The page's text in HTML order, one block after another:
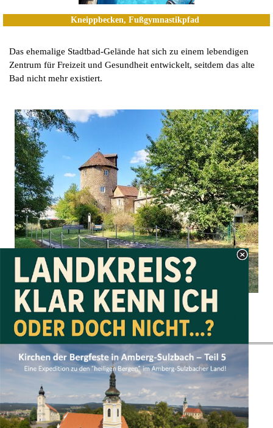
Kneippbecken, Fußgymnastikpfad
Das ehemalige Stadtbad-Gelände hat sich zu einem lebendigen
Zentrum für Freizeit und Gesundheit entwickelt, seitdem das alte
Bad nicht mehr existiert.
Zurück